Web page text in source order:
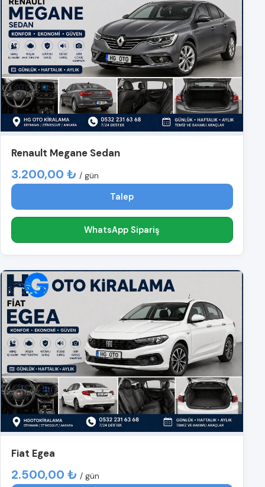
Renault Megane Sedan
3.200,00 ₺ / gün
Talep
WhatsApp Sipariş
Fiat Egea
2.500,00 ₺ / gün